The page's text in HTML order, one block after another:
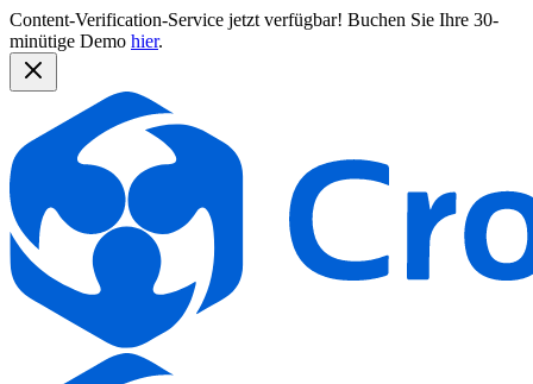
Content-Verification-Service jetzt verfügbar! Buchen Sie Ihre 30-
minütige Demo hier.